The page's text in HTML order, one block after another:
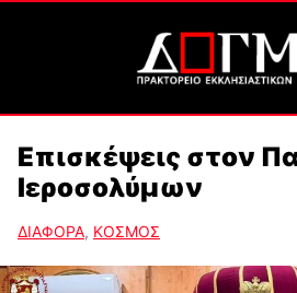
Επισκέψεις στον
Ιεροσολύμων
ΔΙΑΦΟΡΑ, ΚΟΣΜΟΣ